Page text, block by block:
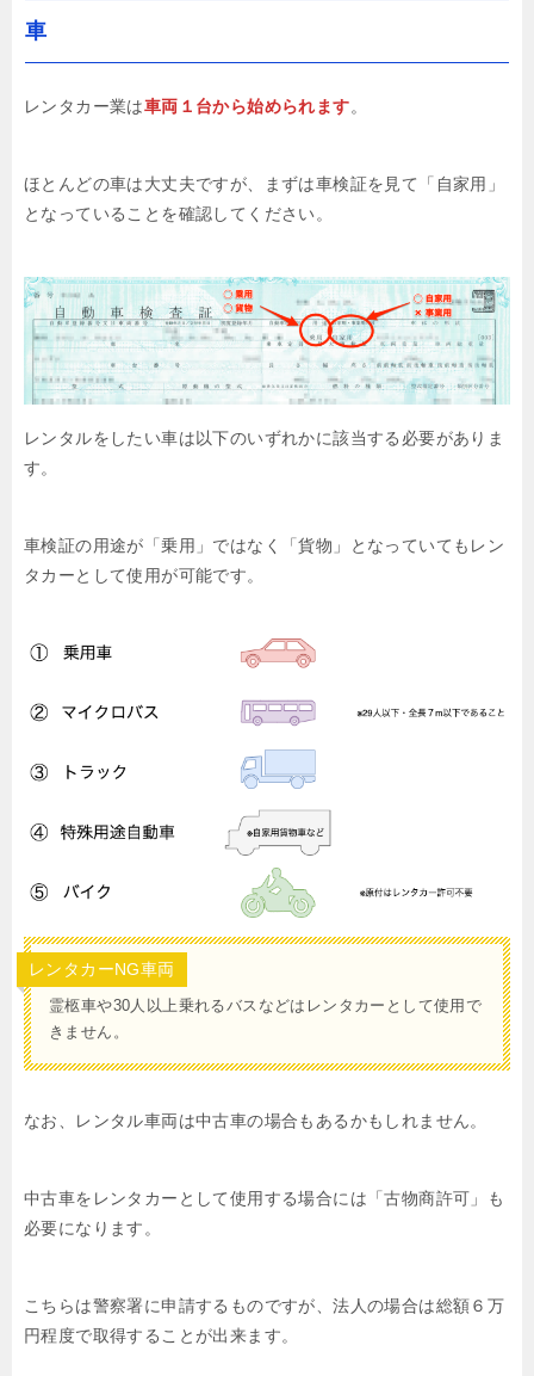
車
レンタカー業は車両１台から始められます。
ほとんどの車は大丈夫ですが、まずは車検証を見て「自家用」
となっていることを確認してください。
レンタルをしたい車は以下のいずれかに該当する必要がありま
す。
車検証の用途が「乗用」ではなく「貨物」となっていてもレン
タカーとして使用が可能です。
レンタカーNG車両
霊柩車や30人以上乗れるバスなどはレンタカーとして使用で
きません。
なお、レンタル車両は中古車の場合もあるかもしれません。
中古車をレンタカーとして使用する場合には「古物商許可」も
必要になります。
こちらは警察署に申請するものですが、法人の場合は総額６万
円程度で取得することが出来ます。